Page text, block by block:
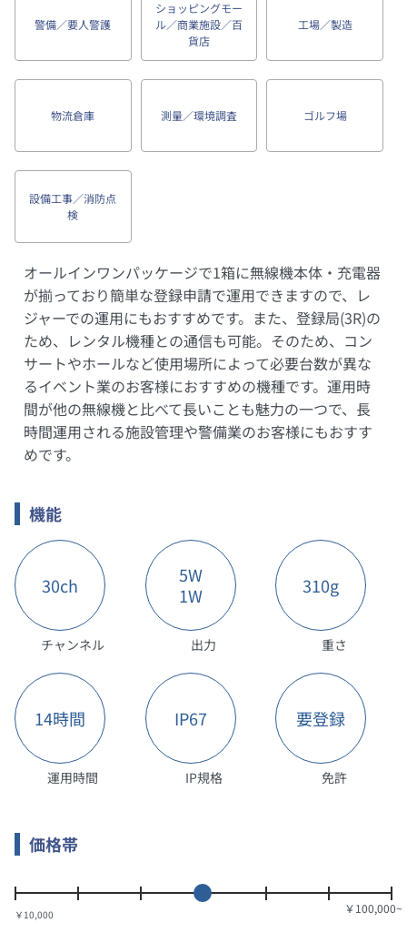
警備／要人警護
ショッピングモー
ル／商業施設／百
貨店
工場／製造
物流倉庫 測量／環境調査 ゴルフ場
設備工事／消防点
検
オールインワンパッケージで1箱に無線機本体・充電器
が揃っており簡単な登録申請で運用できますので、レ
ジャーでの運用にもおすすめです。また、登録局(3R)の
ため、レンタル機種との通信も可能。そのため、コン
サートやホールなど使用場所によって必要台数が異な
るイベント業のお客様におすすめの機種です。運用時
間が他の無線機と比べて長いことも魅力の一つで、長
時間運用される施設管理や警備業のお客様にもおすす
めです。
機能
30ch
チャンネル
5W
1W
出力
310g
重さ
14時間
運用時間
IP67
IP規格
要登録
免許
価格帯
￥10,000